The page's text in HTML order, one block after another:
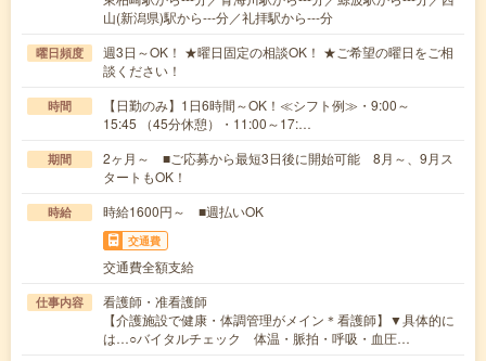
山(新潟県)駅から---分／礼拝駅から---分
曜日頻度
週3日～OK！ ★曜日固定の相談OK！ ★ご希望の曜日をご相
談ください！
時間
【日勤のみ】1日6時間～OK！≪シフト例≫・9:00～
15:45 （45分休憩）・11:00～17:…
期間
2ヶ月～ ■ご応募から最短3日後に開始可能 8月～、9月ス
タートもOK！
時給 時給1600円～ ■週払いOK
交通費
交通費全額支給
仕事内容
看護師・准看護師
【介護施設で健康・体調管理がメイン＊看護師】▼具体的に
は…○バイタルチェック 体温・脈拍・呼吸・血圧…